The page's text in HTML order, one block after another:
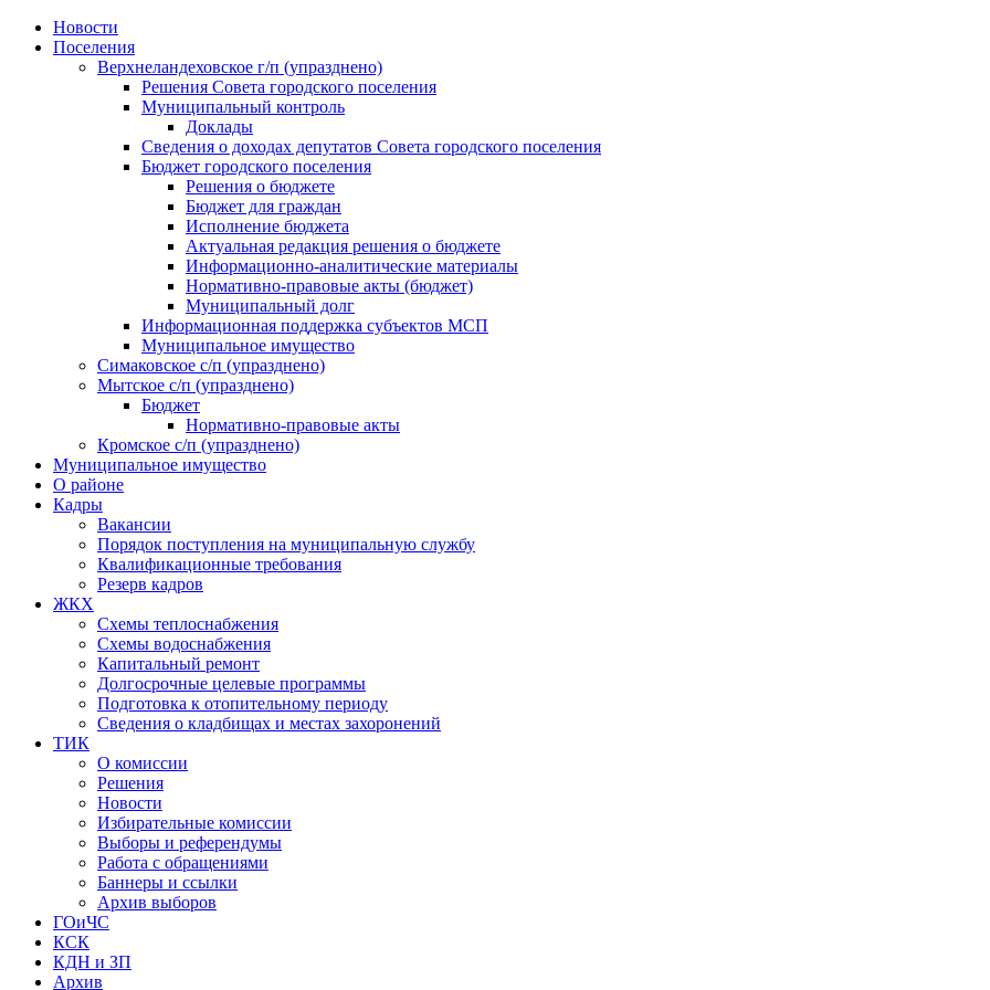
Skip
Новости
Поселения
Верхнеландеховское г/п (упразднено)
Решения Совета городского поселения
Муниципальный контроль
Доклады
Сведения о доходах депутатов Совета городского поселения
Бюджет городского поселения
Решения о бюджете
Бюджет для граждан
Исполнение бюджета
Актуальная редакция решения о бюджете
Информационно-аналитические материалы
Нормативно-правовые акты (бюджет)
Муниципальный долг
Информационная поддержка субъектов МСП
Муниципальное имущество
Симаковское с/п (упразднено)
Мытское с/п (упразднено)
Бюджет
Нормативно-правовые акты
Кромское с/п (упразднено)
Муниципальное имущество
О районе
Кадры
Вакансии
Порядок поступления на муниципальную службу
Квалификационные требования
Резерв кадров
ЖКХ
Схемы теплоснабжения
Схемы водоснабжения
Капитальный ремонт
Долгосрочные целевые программы
Подготовка к отопительному периоду
Сведения о кладбищах и местах захоронений
ТИК
О комиссии
Решения
Новости
Избирательные комиссии
Выборы и референдумы
Работа с обращениями
Баннеры и ссылки
Архив выборов
ГОиЧС
КСК
КДН и ЗП
Архив